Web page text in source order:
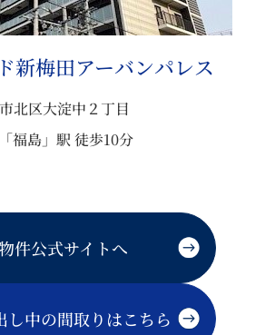
新梅田アーバンパレス
北区大淀中２丁目
福島」駅 徒歩10分
件公式サイトへ
し中の間取りはこちら